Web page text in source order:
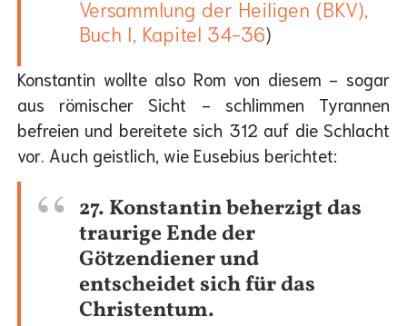
Versammlung der Heiligen (BKV),
Buch I, Kapitel 34-36)
Konstantin wollte also Rom von diesem - sogar
aus römischer Sicht - schlimmen Tyrannen
befreien und bereitete sich 312 auf die Schlacht
vor. Auch geistlich, wie Eusebius berichtet:
27. Konstantin beherzigt das
traurige Ende der
Götzendiener und
entscheidet sich für das
Christentum.